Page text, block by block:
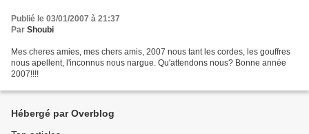
Publié le 03/01/2007 à 21:37
Par Shoubi
Mes cheres amies, mes chers amis, 2007 nous tant les cordes, les gouffres
nous apellent, l'inconnus nous nargue. Qu'attendons nous? Bonne année
2007!!!!
Hébergé par Overblog